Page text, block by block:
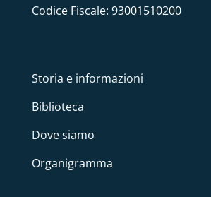
Codice Fiscale: 93001510200
Storia e informazioni
Biblioteca
Dove siamo
Organigramma